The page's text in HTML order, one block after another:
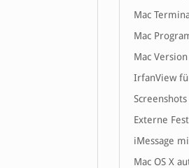
Mac
Mac
Mac
IrfanView
Externe
iMessage
Mac OS X